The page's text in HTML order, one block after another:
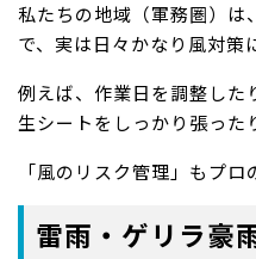
私たちの地域（軍務圏）は
で、実は日々かなり風対策
例えば、作業日を調整した
生シートをしっかり張った
「風のリスク管理」もプロ
雷雨・ゲリラ豪